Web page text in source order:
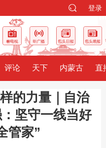
登录
评论 天下 内蒙古 直
的力量｜自治
坚守一线当好
管家”